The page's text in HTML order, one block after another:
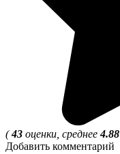
(43 оценки, среднее4.88
Добавить комментарий